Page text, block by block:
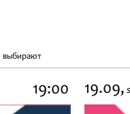
выбирают
19:00 19.09,